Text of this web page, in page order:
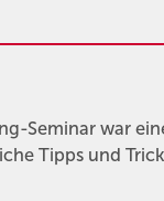
Seminar war
Tipps und